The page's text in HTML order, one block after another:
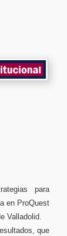
para
en ProQuest
Valladolid.
que